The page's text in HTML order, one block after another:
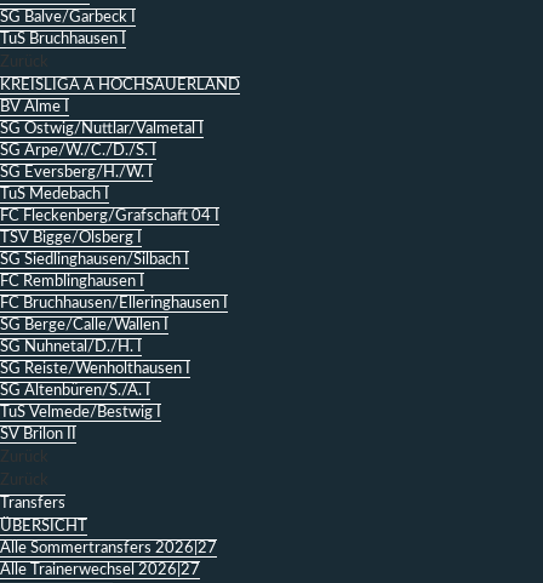
SG Balve/Garbeck I
TuS Bruchhausen I
Zurück
KREISLIGA A HOCHSAUERLAND
BV Alme I
SG Ostwig/Nuttlar/Valmetal I
SG Arpe/W./C./D./S. I
SG Eversberg/H./W. I
TuS Medebach I
FC Fleckenberg/Grafschaft 04 I
TSV Bigge/Olsberg I
SG Siedlinghausen/Silbach I
FC Remblinghausen I
FC Bruchhausen/Elleringhausen I
SG Berge/Calle/Wallen I
SG Nuhnetal/D./H. I
SG Reiste/Wenholthausen I
SG Altenbüren/S./A. I
TuS Velmede/Bestwig I
SV Brilon II
Zurück
Zurück
Transfers
ÜBERSICHT
Alle Sommertransfers 2026|27
Alle Trainerwechsel 2026|27